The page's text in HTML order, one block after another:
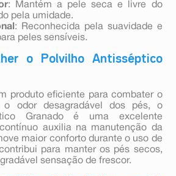
: Mantém a pele seca e livre do
pela umidade.
: Reconhecida pela suavidade e
peles sensíveis.
o Polvilho Antisséptico
produto eficiente para combater o
o odor desagradável dos pés, o
Granado é uma excelente
auxilia na manutenção da
maior conforto durante o uso de
para manter os pés secos,
sensação de frescor.